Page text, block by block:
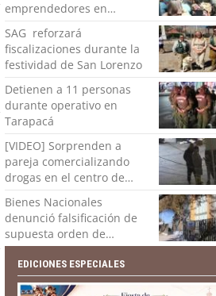
emprendedores en
Tarapacá
SAG reforzará
fiscalizaciones durante la
festividad de San Lorenzo
Detienen a 11 personas
durante operativo en
Tarapacá
[VIDEO] Sorprenden a
pareja comercializando
drogas en el centro de
Iquique
Bienes Nacionales
denunció falsificación de
supuesta orden de
desalojo que afectó a
vecino del poblado de La
Tirana
EDICIONES ESPECIALES